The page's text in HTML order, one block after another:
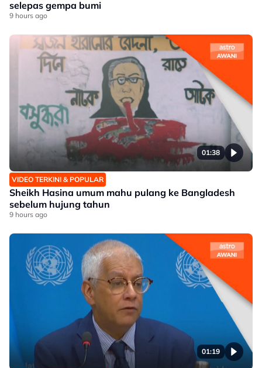
selepas gempa bumi
9 hours ago
01:38
VIDEO TERKINI & POPULAR
Sheikh Hasina umum mahu pulang ke Bangladesh
sebelum hujung tahun
9 hours ago
01:19